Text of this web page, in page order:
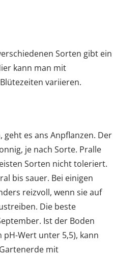
Sorten gibt ein
kann man mit
variieren.
es ans Anpflanzen. Der
je nach Sorte. Pralle
Sorten nicht toleriert.
bis sauer. Bei einigen
reizvoll, wenn sie auf
Die beste
Ist der Boden
Wert unter 5,5), kann
mit